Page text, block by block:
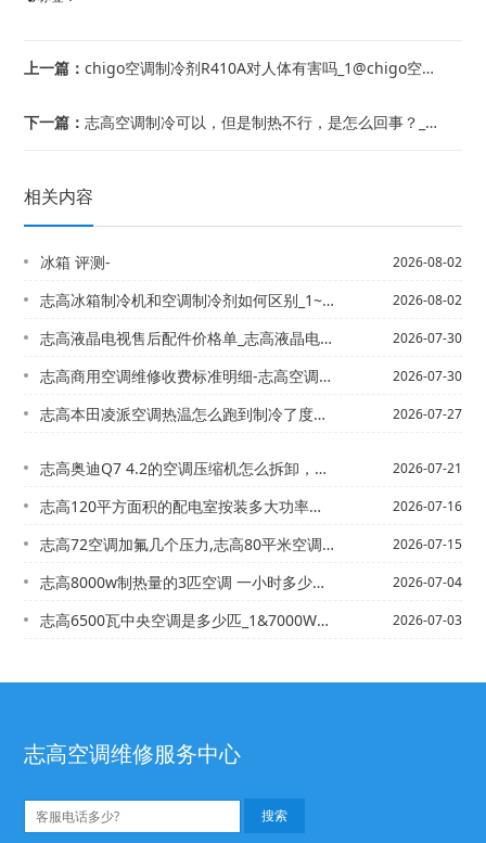
上一篇：chigo空调制冷剂R410A对人体有害吗_1@chigo空调制冷剂R410A和...
下一篇：志高空调制冷可以，但是制热不行，是怎么回事？_19~志高空调制冷空间大小和耗电量...
相关内容
冰箱 评测- 2026-08-02
志高冰箱制冷机和空调制冷剂如何区别_1~志高冰箱制冷剂的保修期是多长时间？ 2026-08-02
志高液晶电视售后配件价格单_志高液晶电视售后服务新版 2026-07-30
志高商用空调维修收费标准明细-志高空调维修收费价格表2027 2026-07-30
志高本田凌派空调热温怎么跑到制冷了度传？_1=志高本田凌派空调制冷效果差，有朋友... 2026-07-27
志高奥迪Q7 4.2的空调压缩机怎么拆卸，求详细步骤/志高奥迪q7空调加多少r1... 2026-07-21
志高120平方面积的配电室按装多大功率空调柜机】志高120三相电空调是几匹 2026-07-16
志高72空调加氟几个压力,志高80平米空调需要多少匹 2026-07-15
志高8000w制热量的3匹空调 一小时多少度电？_1\志高12000w空调是多少... 2026-07-04
志高6500瓦中央空调是多少匹_1&7000W的空调一个小时耗多少度电？是制冷的... 2026-07-03
志高空调维修服务中心